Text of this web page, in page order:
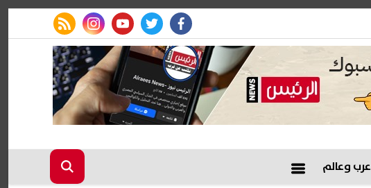
facebook
twitter
youtube
instagram
rss feed
عرب وعالم